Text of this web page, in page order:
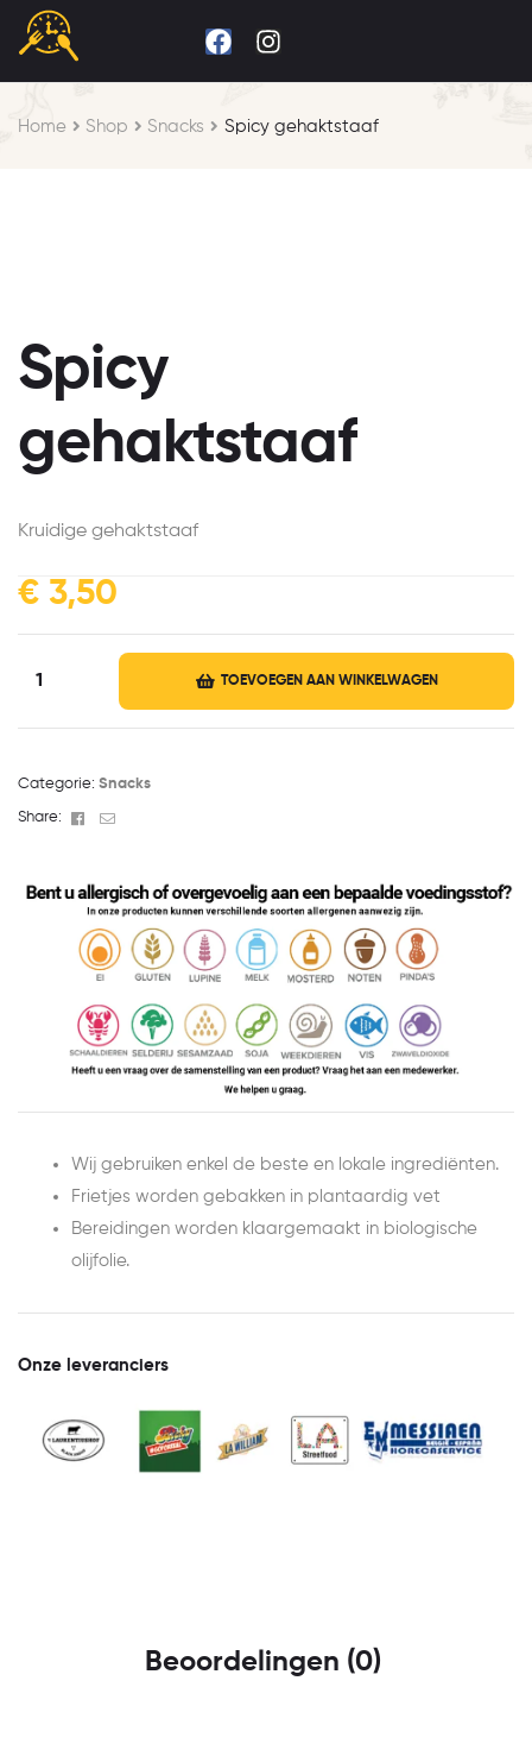
Home Shop Snacks Spicy gehaktstaaf
Spicy
gehaktstaaf
Kruidige gehaktstaaf
€ 3,50
TOEVOEGEN AAN WINKELWAGEN
Categorie: Snacks
Share: Facebook
Email
Wij gebruiken enkel de beste en lokale ingrediënten.
Frietjes worden gebakken in plantaardig vet
Bereidingen worden klaargemaakt in biologische
olijfolie.
Onze leveranciers
Beoordelingen (0)